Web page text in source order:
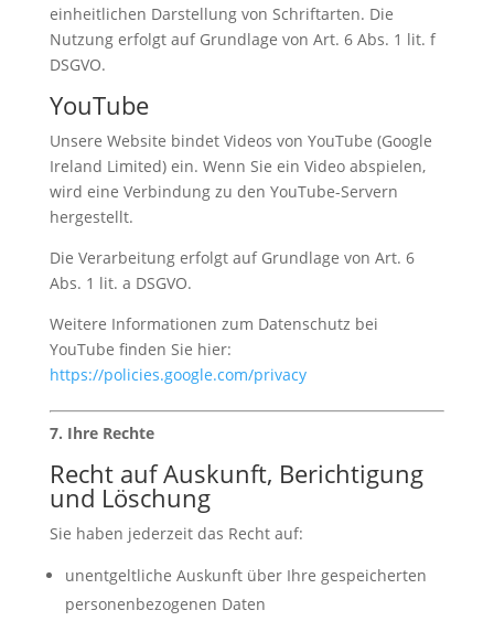
einheitlichen Darstellung von Schriftarten. Die
Nutzung erfolgt auf Grundlage von Art. 6 Abs. 1 lit. f
DSGVO.
YouTube
Unsere Website bindet Videos von YouTube (Google
Ireland Limited) ein. Wenn Sie ein Video abspielen,
wird eine Verbindung zu den YouTube-Servern
hergestellt.
Die Verarbeitung erfolgt auf Grundlage von Art. 6
Abs. 1 lit. a DSGVO.
Weitere Informationen zum Datenschutz bei
YouTube finden Sie hier:
https://policies.google.com/privacy
7. Ihre Rechte
Recht auf Auskunft, Berichtigung
und Löschung
Sie haben jederzeit das Recht auf:
unentgeltliche Auskunft über Ihre gespeicherten
personenbezogenen Daten